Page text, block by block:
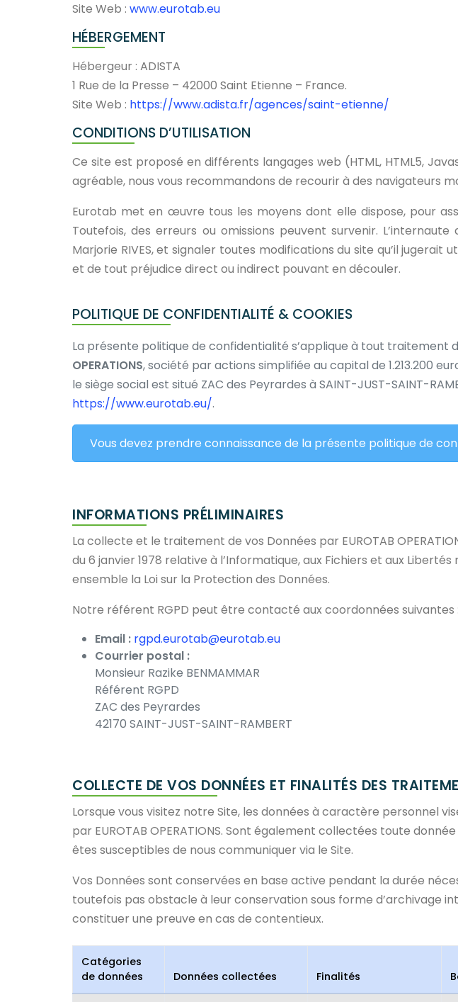
Site Web : www.eurotab.eu
HÉBERGEMENT
Hébergeur : ADISTA
1 Rue de la Presse – 42000 Saint Etienne – France.
Site Web : https://www.adista.fr/agences/saint-etienne/
CONDITIONS D’UTILISATION
Ce site est proposé en différents langages web (HTML, HTML5,
agréable, nous vous recommandons de recourir à des navigateurs
Eurotab met en œuvre tous les moyens dont elle dispose, pour
Toutefois, des erreurs ou omissions peuvent survenir.
Marjorie RIVES, et signaler toutes modifications du site qu’il
et de tout préjudice direct ou indirect pouvant en découler.
POLITIQUE DE CONFIDENTIALITÉ & COOKIES
La présente politique de confidentialité s’applique à tout
OPERATIONS, société par actions simplifiée au capital de 1.213.200
le siège social est situé ZAC des Peyrardes à SAINT-JUST-SAINT-
https://www.eurotab.eu/.
Vous devez prendre connaissance de la présente politique de
INFORMATIONS PRÉLIMINAIRES
La collecte et le traitement de vos Données par EUROTAB
du 6 janvier 1978 relative à l’Informatique, aux Fichiers et aux
ensemble la Loi sur la Protection des Données.
Notre référent RGPD peut être contacté aux coordonnées suivantes :
Email : rgpd.eurotab@eurotab.eu
Courrier postal :
Monsieur Razike BENMAMMAR
Référent RGPD
ZAC des Peyrardes
42170 SAINT-JUST-SAINT-RAMBERT
COLLECTE DE VOS DONNÉES ET FINALITÉS DES
Lorsque vous visitez notre Site, les données à caractère personnel
par EUROTAB OPERATIONS. Sont également collectées toute
êtes susceptibles de nous communiquer via le Site.
Vos Données sont conservées en base active pendant la durée
toutefois pas obstacle à leur conservation sous forme d’archivage
constituer une preuve en cas de contentieux.
Catégories
de données
Données collectées Finalités
Équipe Eurotab Operations, une équipe de 247 personnes,
Format solide
Missions & RSE La tablette de poudre compressée, un véritable